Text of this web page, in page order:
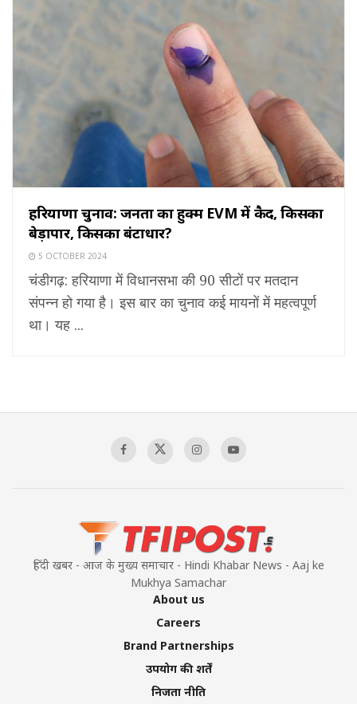
हरियाणा चुनाव: जनता का हुक्म EVM में कैद, किसका
बेड़ापार, किसका बंटाधार?
5 OCTOBER 2024
चंडीगढ़: हरियाणा में विधानसभा की 90 सीटों पर मतदान
संपन्न हो गया है। इस बार का चुनाव कई मायनों में महत्वपूर्ण
था। यह ...
हिंदी खबर - आज के मुख्य समाचार - Hindi Khabar News - Aaj ke
Mukhya Samachar
About us
Careers
Brand Partnerships
उपयोग की शर्तें
निजता नीति